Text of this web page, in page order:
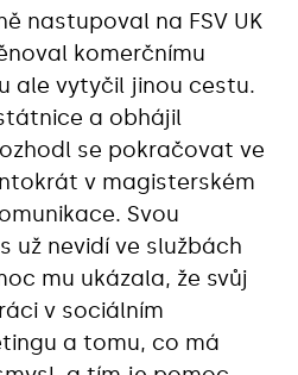
nastupoval na FSV UK
komerčnímu
ale vytyčil jinou cestu.
a obhájil
se pokračovat ve
v magisterském
Svou
už nevidí ve službách
mu ukázala, že svůj
v sociálním
a tomu, co má